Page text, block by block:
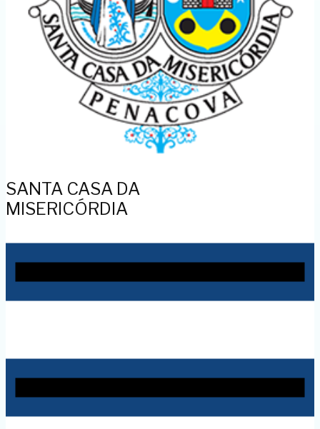
SANTA CASA DA
MISERICÓRDIA